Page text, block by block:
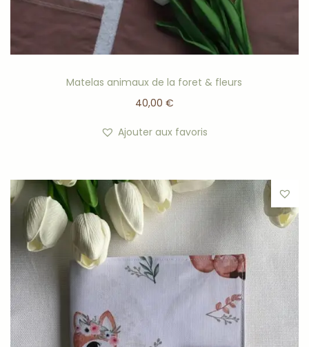
Matelas animaux de la foret & fleurs
40,00 €
Ajouter aux favoris